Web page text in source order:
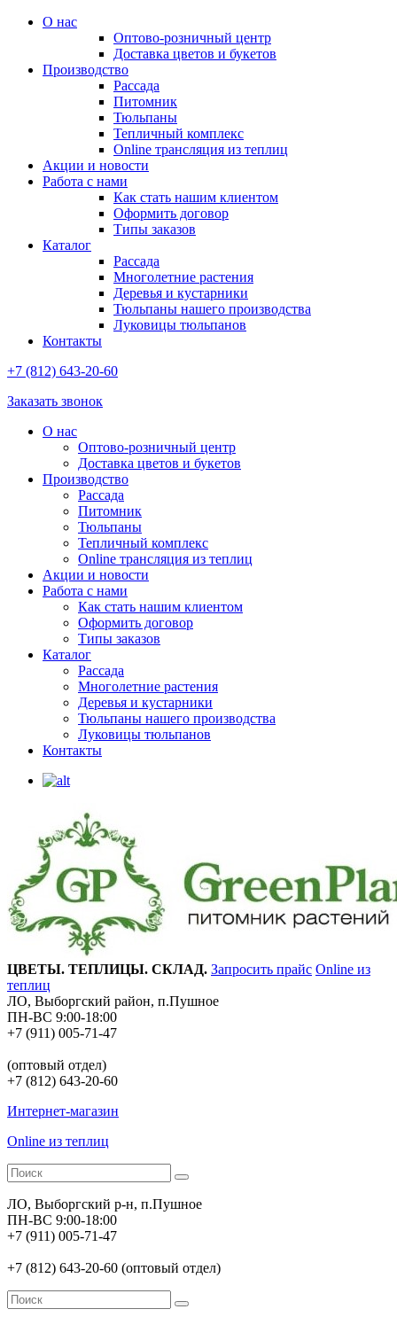
О нас
Оптово-розничный центр
Доставка цветов и букетов
Производство
Рассада
Питомник
Тюльпаны
Тепличный комплекс
Online трансляция из теплиц
Акции и новости
Работа с нами
Как стать нашим клиентом
Оформить договор
Типы заказов
Каталог
Рассада
Многолетние растения
Деревья и кустарники
Тюльпаны нашего производства
Луковицы тюльпанов
Контакты
+7 (812) 643-20-60
Заказать звонок
О нас
Оптово-розничный центр
Доставка цветов и букетов
Производство
Рассада
Питомник
Тюльпаны
Тепличный комплекс
Online трансляция из теплиц
Акции и новости
Работа с нами
Как стать нашим клиентом
Оформить договор
Типы заказов
Каталог
Рассада
Многолетние растения
Деревья и кустарники
Тюльпаны нашего производства
Луковицы тюльпанов
Контакты
ЦВЕТЫ. ТЕПЛИЦЫ. СКЛАД. Запросить прайс Online из
теплиц
ЛО, Выборгский район, п.Пушное
ПН-ВС 9:00-18:00
+7 (911) 005-71-47
(оптовый отдел)
+7 (812) 643-20-60
Интернет-магазин
Online из теплиц
ЛО, Выборгский р-н, п.Пушное
ПН-ВС 9:00-18:00
+7 (911) 005-71-47
+7 (812) 643-20-60 (оптовый отдел)